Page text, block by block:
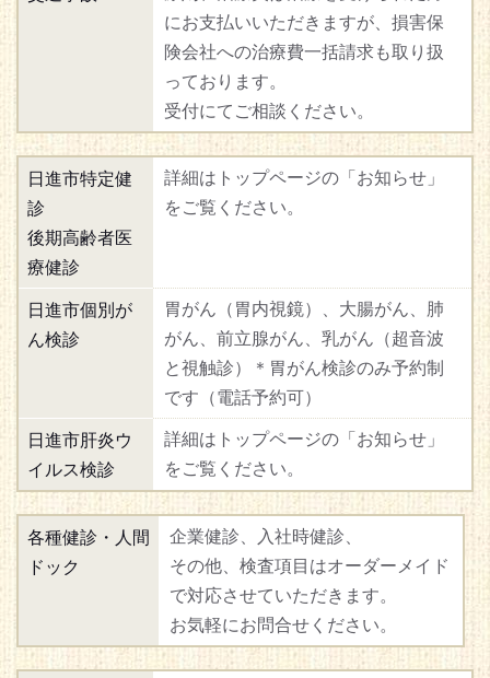
にお支払いいただきますが、損害保
険会社への治療費一括請求も取り扱
っております。
受付にてご相談ください。
日進市特定健
診
後期高齢者医
療健診
詳細はトップページの「お知らせ」
をご覧ください。
日進市個別が
ん検診
胃がん（胃内視鏡）、大腸がん、肺
がん、前立腺がん、乳がん（超音波
と視触診）＊胃がん検診のみ予約制
です（電話予約可）
日進市肝炎ウ
イルス検診
詳細はトップページの「お知らせ」
をご覧ください。
各種健診・人間
ドック
企業健診、入社時健診、
その他、検査項目はオーダーメイド
で対応させていただきます。
お気軽にお問合せください。